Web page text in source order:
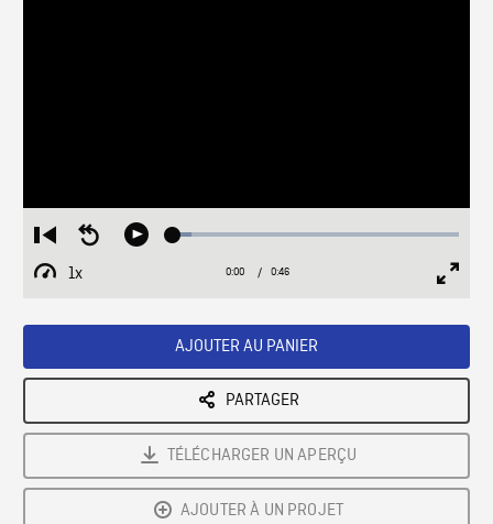
Restart
from
beginning
Seek
Play Loaded:
1x
Playback
Current
0:00 / Duration
0:46
AJOUTER AU PANIER
PARTAGER
TÉLÉCHARGER UN APERÇU
AJOUTER À UN PROJET